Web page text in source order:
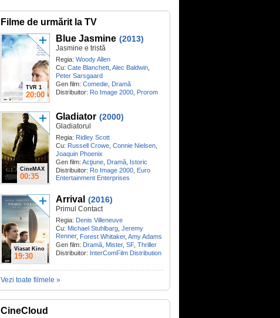
Filme de urmărit la TV
TVR 1
20:00
Blue Jasmine (2013)
Jasmine e tristă
Regia: Woody Allen
Cu: Cate Blanchett Alec Baldwin
Peter Sarsgaard
Gen film: Comedie Dramă
Distribuitor: Ro Image 2000 Prorom
CineMAX
00:35
Gladiator (2000)
Gladiatorul
Regia: Ridley Scott
Cu: Russell Crowe Connie Nielsen
Joaquin Phoenix
Gen film: Acţiune Dramă Istoric
Distribuitor: Ro Image 2000 Euro
Entertainment Enterprises
Viasat Kino
19:30
Arrival (2016)
Primul Contact
Regia: Denis Villeneuve
Cu: Michael Stuhlbarg Jeremy
Renner, Forest Whitaker, Amy Adams
Gen film: Dramă Mister, SF, Thriller
Distribuitor: InterComFilm Distribution
Vezi toate filmele »
CineCloud